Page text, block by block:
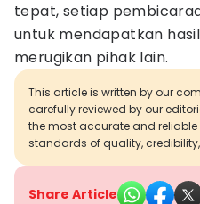
tepat, setiap
untuk mendapatkan
merugikan pihak lain.
This article is written by our
carefully reviewed by our
the most accurate and
standards of quality,
Share Article